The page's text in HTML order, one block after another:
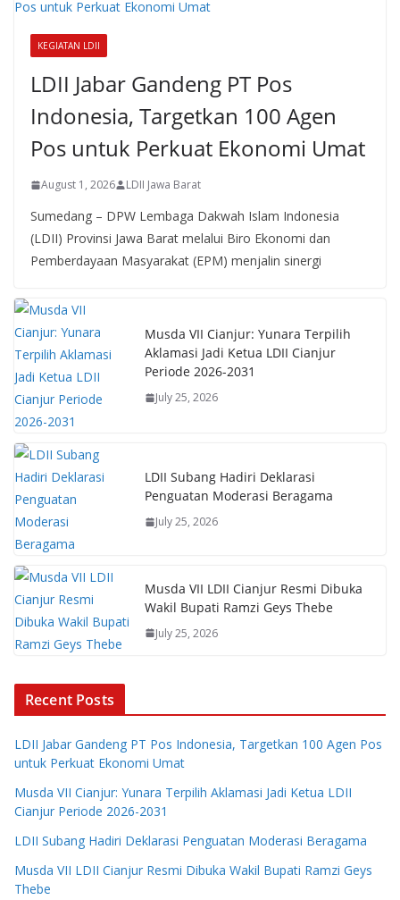
KEGIATAN LDII
LDII Jabar Gandeng PT Pos
Indonesia, Targetkan 100 Agen
Pos untuk Perkuat Ekonomi Umat
August 1, 2026 LDII Jawa Barat
Sumedang – DPW Lembaga Dakwah Islam Indonesia
(LDII) Provinsi Jawa Barat melalui Biro Ekonomi dan
Pemberdayaan Masyarakat (EPM) menjalin sinergi
Musda VII Cianjur: Yunara Terpilih
Aklamasi Jadi Ketua LDII Cianjur
Periode 2026-2031
July 25, 2026
LDII Subang Hadiri Deklarasi
Penguatan Moderasi Beragama
July 25, 2026
Musda VII LDII Cianjur Resmi Dibuka
Wakil Bupati Ramzi Geys Thebe
July 25, 2026
Recent Posts
LDII Jabar Gandeng PT Pos Indonesia, Targetkan 100 Agen Pos
untuk Perkuat Ekonomi Umat
Musda VII Cianjur: Yunara Terpilih Aklamasi Jadi Ketua LDII
Cianjur Periode 2026-2031
LDII Subang Hadiri Deklarasi Penguatan Moderasi Beragama
Musda VII LDII Cianjur Resmi Dibuka Wakil Bupati Ramzi Geys
Thebe